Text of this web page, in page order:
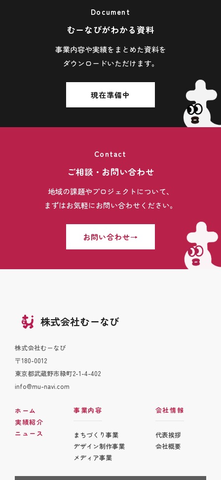
Document
むーなびがわかる資料
事業内容や実績をまとめた資料を
ダウンロードいただけます。
現在準備中
Contact
ご相談・お問い合わせ
地域の課題やプロジェクトについて、
まずはお気軽にお問い合わせください。
お問い合わせ
株式会社むーなび
株式会社むーなび
〒180-0012
東京都武蔵野市緑町2-1-4-402
info@mu-navi.com
ホーム
実績紹介
ニュース
事業内容
まちづくり事業
デザイン制作事業
メディア事業
会社情報
代表挨拶
会社概要